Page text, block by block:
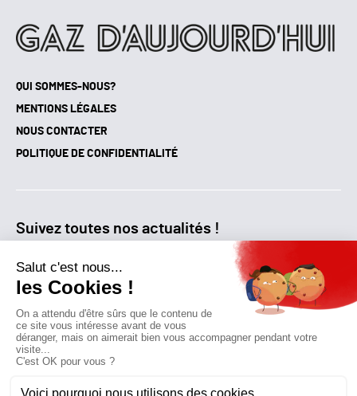
QUI SOMMES-NOUS?
MENTIONS LÉGALES
NOUS CONTACTER
POLITIQUE DE CONFIDENTIALITÉ
Suivez toutes nos actualités !
NEWSLETTER
Qui sommes-nous?